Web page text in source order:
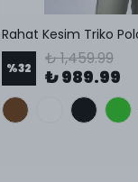
Rahat Kesim Triko
%32 ₺ 1,459.99
₺ 989.99